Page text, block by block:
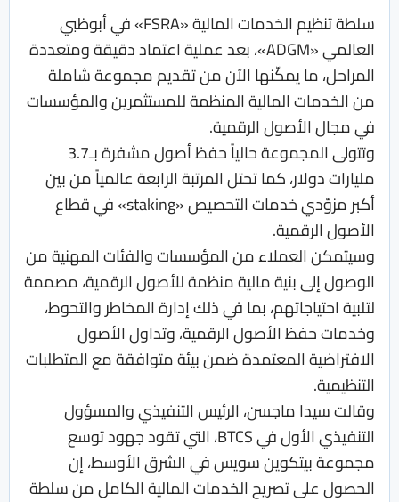
سلطة تنظيم الخدمات المالية «FSRA» في أبوظبي
العالمي «ADGM»، بعد عملية اعتماد دقيقة ومتعددة
المراحل، ما يمكّنها الآن من تقديم مجموعة شاملة
من الخدمات المالية المنظمة للمستثمرين والمؤسسات
في مجال الأصول الرقمية.
وتتولى المجموعة حالياً حفظ أصول مشفرة بـ3.7
مليارات دولار، كما تحتل المرتبة الرابعة عالمياً من بين
أكبر مزوّدي خدمات التحصيص «staking» في قطاع
الأصول الرقمية.
وسيتمكن العملاء من المؤسسات والفئات المهنية من
الوصول إلى بنية مالية منظمة للأصول الرقمية، مصممة
لتلبية احتياجاتهم، بما في ذلك إدارة المخاطر والتحوط،
وخدمات حفظ الأصول الرقمية، وتداول الأصول
الافتراضية المعتمدة ضمن بيئة متوافقة مع المتطلبات
التنظيمية.
وقالت سيدا ماجسن، الرئيس التنفيذي والمسؤول
التنفيذي الأول في BTCS، التي تقود جهود توسع
مجموعة بيتكوين سويس في الشرق الأوسط، إن
الحصول على تصريح الخدمات المالية الكامل من سلطة